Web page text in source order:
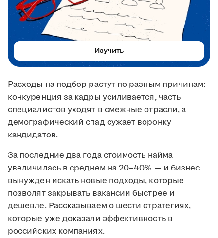
Расходы на подбор растут по разным причинам:
конкуренция за кадры усиливается, часть
специалистов уходят в смежные отрасли, а
демографический спад сужает воронку
кандидатов.
За последние два года стоимость найма
увеличилась в среднем на 20–40% — и бизнес
вынужден искать новые подходы, которые
позволят закрывать вакансии быстрее и
дешевле. Рассказываем о шести стратегиях,
которые уже доказали эффективность в
российских компаниях.
Изучить